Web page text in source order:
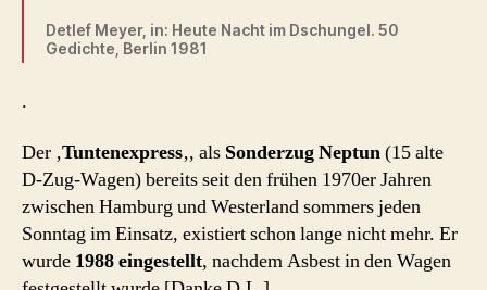
Detlef Meyer, in: Heute Nacht im Dschungel. 50
Gedichte, Berlin 1981
.
Der ‚Tuntenexpress‚, als Sonderzug Neptun(15 alte
D-Zug-Wagen) bereits seit den frühen 1970er Jahren
zwischen Hamburg und Westerland sommers jeden
Sonntag im Einsatz, existiert schon lange nicht mehr. Er
wurde 1988 eingestellt, nachdem Asbest in den Wagen